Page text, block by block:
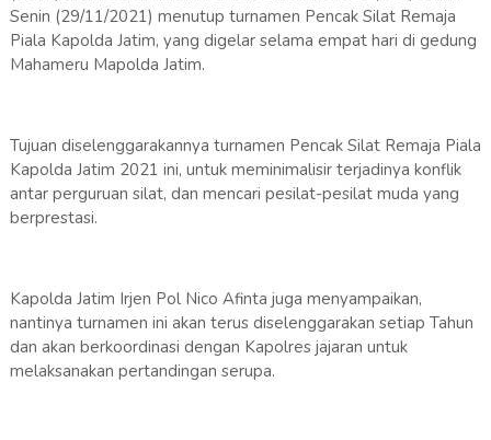
Senin (29/11/2021) menutup turnamen Pencak Silat Remaja
Piala Kapolda Jatim, yang digelar selama empat hari di gedung
Mahameru Mapolda Jatim.
Tujuan diselenggarakannya turnamen Pencak Silat Remaja Piala
Kapolda Jatim 2021 ini, untuk meminimalisir terjadinya konflik
antar perguruan silat, dan mencari pesilat-pesilat muda yang
berprestasi.
Kapolda Jatim Irjen Pol Nico Afinta juga menyampaikan,
nantinya turnamen ini akan terus diselenggarakan setiap Tahun
dan akan berkoordinasi dengan Kapolres jajaran untuk
melaksanakan pertandingan serupa.